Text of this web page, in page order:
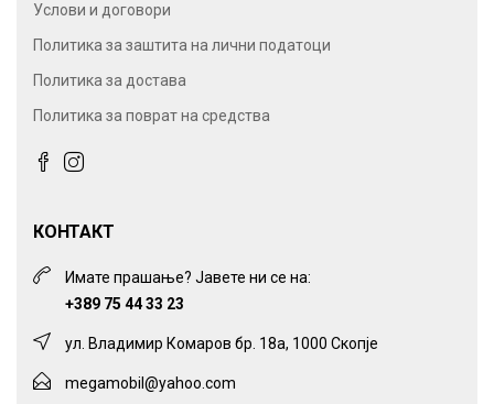
Услови и договори
Политика за заштита на лични податоци
Политика за достава
Политика за поврат на средства
КОНТАКТ
Имате прашање? Јавете ни се на:
+389 75 44 33 23
ул. Владимир Комаров бр. 18а, 1000 Скопје
megamobil@yahoo.com